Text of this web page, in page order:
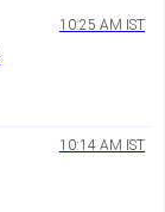
10:25 AM IST
10:14 AM IST